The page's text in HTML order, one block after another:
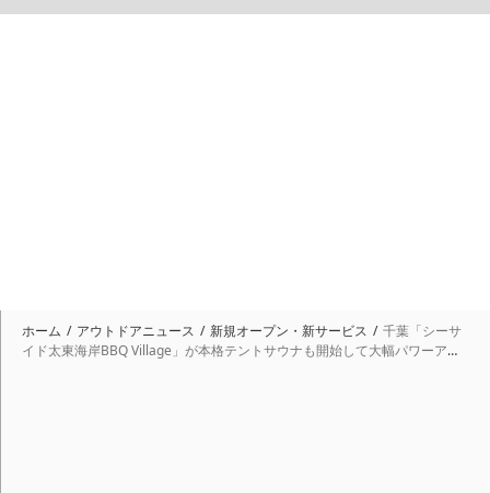
ホーム アウトドアニュース 新規オープン・新サービス
千葉「シーサ
イド太東海岸BBQ Village」が本格テントサウナも開始して大幅パワーアッ